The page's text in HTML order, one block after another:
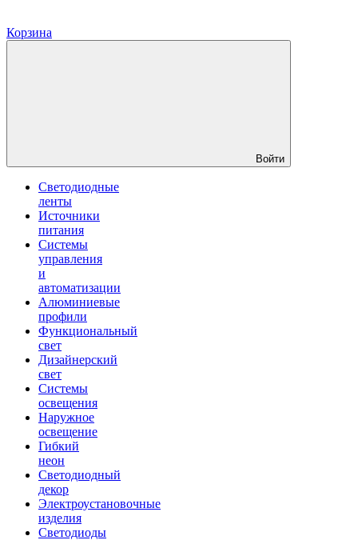
Корзина
Войти
Светодиодные
ленты
Источники
питания
Системы
управления
и
автоматизации
Алюминиевые
профили
Функциональный
свет
Дизайнерский
свет
Системы
освещения
Наружное
освещение
Гибкий
неон
Светодиодный
декор
Электроустановочные
изделия
Светодиоды